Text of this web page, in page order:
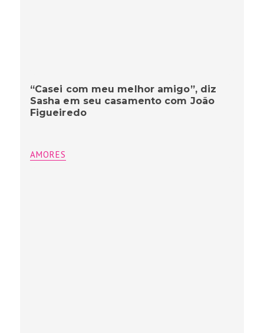
“Casei com meu melhor amigo”, diz
Sasha em seu casamento com João
Figueiredo
AMORES